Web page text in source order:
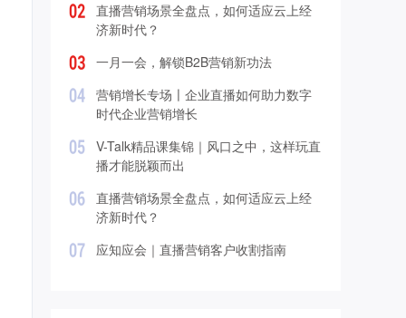
直播营销场景全盘点，如何适应云上经
济新时代？
一月一会，解锁B2B营销新功法
营销增长专场〡企业直播如何助力数字
时代企业营销增长
V-Talk精品课集锦｜风口之中，这样玩直
播才能脱颖而出
直播营销场景全盘点，如何适应云上经
济新时代？
应知应会｜直播营销客户收割指南